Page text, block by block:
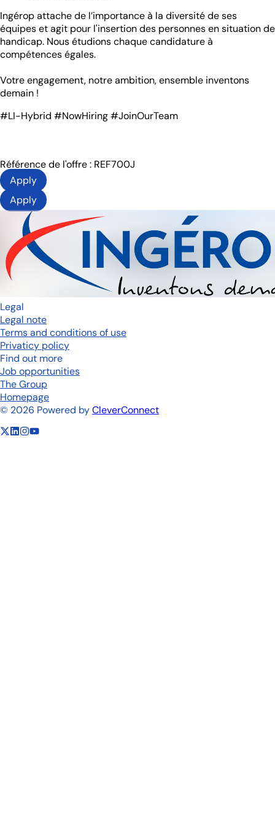
Ingérop attache de l’importance à la diversité de ses
équipes et agit pour l'insertion des personnes en situation de
handicap. Nous étudions chaque candidature à
compétences égales.
Votre engagement, notre ambition, ensemble inventons
demain !
#LI-Hybrid #NowHiring #JoinOurTeam
Référence de l'offre : REF700J
Apply
Apply
Legal
Legal note
Terms and conditions of use
Privaticy policy
Find out more
Job opportunities
The Group
Homepage
© 2026 Powered byCleverConnect